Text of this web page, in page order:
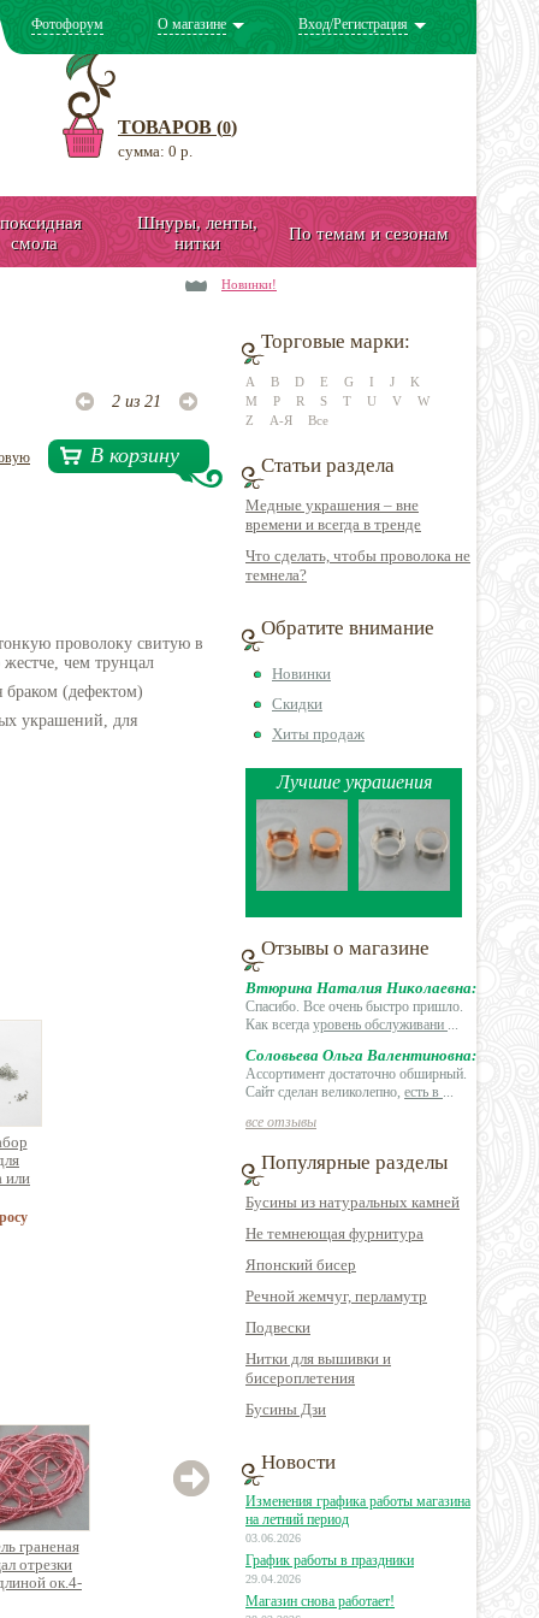
Фотофорум О магазине Вход/Регистрация
ТОВАРОВ (0)
сумма: 0 р.
смола
Шнуры, ленты,
нитки
По темам и сезонам
Новинки!
2 из 21
В корзину
проволоку свитую в
чем трунцал
браком (дефектом)
украшений, для
или
граненая
отрезки
ок.4-
Канитель граненая
Трунцал отрезки
общей длиной ок.4-
4.5м
отрезки общей
Торговые марки:
A B D E G I J
K
M
P R S T U V
W
Z
А-Я Все
Статьи раздела
Медные украшения – вне
времени и всегда в тренде
Что сделать, чтобы проволока не
темнела?
Обратите внимание
Новинки
Скидки
Хиты продаж
Лучшие украшения
Отзывы о магазине
Втюрина Наталия Николаевна:
Спасибо. Все очень быстро пришло.
Как всегда уровень обслуживани ...
Соловьева Ольга Валентиновна:
Ассортимент достаточно обширный.
Сайт сделан великолепно, есть в ...
все отзывы
Популярные разделы
Бусины из натуральных камней
Не темнеющая фурнитура
Японский бисер
Речной жемчуг, перламутр
Подвески
Нитки для вышивки и
бисероплетения
Бусины Дзи
Новости
Изменения графика работы магазина
на летний период
03.06.2026
График работы в праздники
29.04.2026
Магазин снова работает!